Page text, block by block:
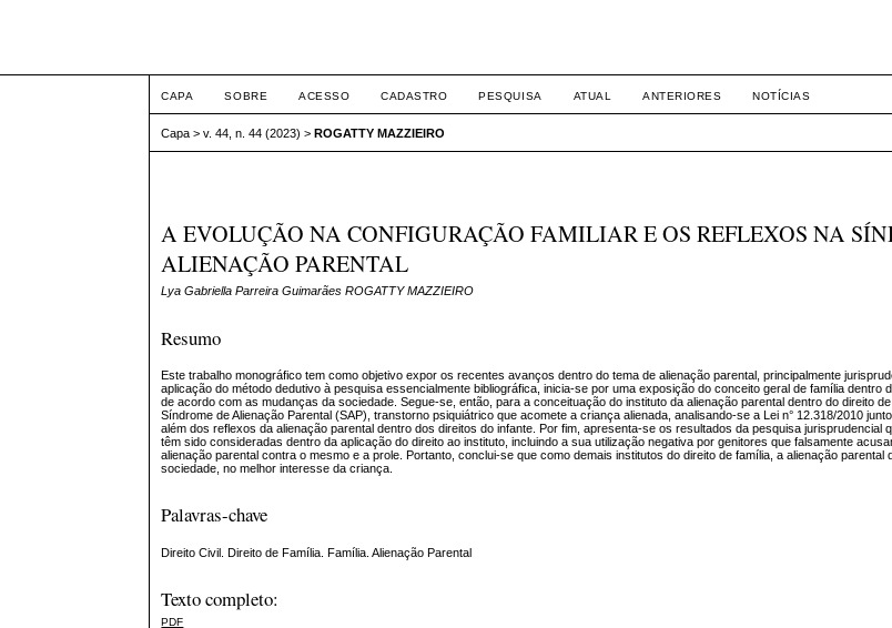
CAPA SOBRE ACESSO CADASTRO PESQUISA ATUAL ANTERIORES NOTÍCIAS
Capa >v. 44, n. 44 (2023) >ROGATTY MAZZIEIRO
A EVOLUÇÃO NA CONFIGURAÇÃO FAMILIAR E OS REFLEXOS NA
ALIENAÇÃO PARENTAL
Lya Gabriella Parreira Guimarães ROGATTY MAZZIEIRO
Resumo
Este trabalho monográfico tem como objetivo expor os recentes avanços dentro do tema de alienação parental, principalmente
aplicação do método dedutivo à pesquisa essencialmente bibliográfica, inicia-se por uma exposição do conceito geral de família dentro
de acordo com as mudanças da sociedade. Segue-se, então, para a conceituação do instituto da alienação parental dentro do direito
Síndrome de Alienação Parental (SAP), transtorno psiquiátrico que acomete a criança alienada, analisando-se a Lei n° 12.318/2010
além dos reflexos da alienação parental dentro dos direitos do infante. Por fim, apresenta-se os resultados da pesquisa jurisprudencial
têm sido consideradas dentro da aplicação do direito ao instituto, incluindo a sua utilização negativa por genitores que falsamente
alienação parental contra o mesmo e a prole. Portanto, conclui-se que como demais institutos do direito de família, a alienação
sociedade, no melhor interesse da criança.
Palavras-chave
Direito Civil. Direito de Família. Família. Alienação Parental
Texto completo:
PDF